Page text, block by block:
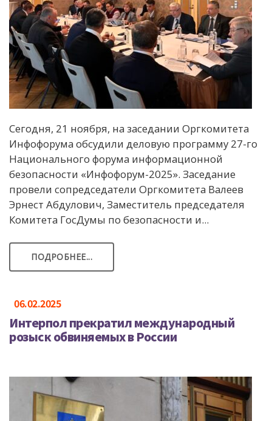
Сегодня, 21 ноября, на заседании Оргкомитета
Инфофорума обсудили деловую программу 27-го
Национального форума информационной
безопасности «Инфофорум-2025». Заседание
провели сопредседатели Оргкомитета Валеев
Эрнест Абдулович, Заместитель председателя
Комитета ГосДумы по безопасности и...
ПОДРОБНЕЕ...
06.02.2025
Интерпол прекратил международный
розыск обвиняемых в России